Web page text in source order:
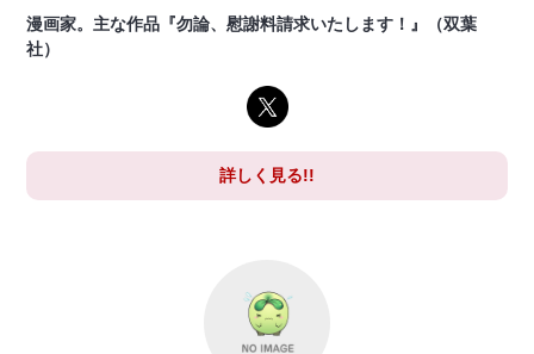
漫画家。主な作品『勿論、慰謝料請求いたします！』（双葉
社）
詳しく見る!!